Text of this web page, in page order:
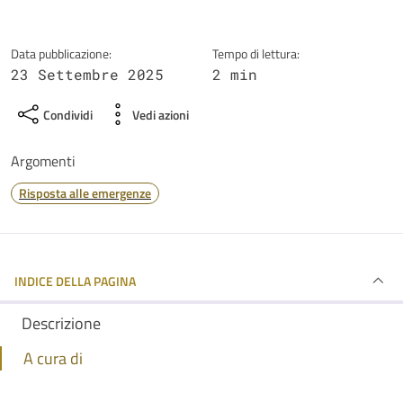
Data pubblicazione:
23 Settembre 2025
Tempo di lettura:
2 min
Condividi Vedi azioni
Argomenti
Risposta alle emergenze
INDICE DELLA PAGINA
Descrizione
A cura di